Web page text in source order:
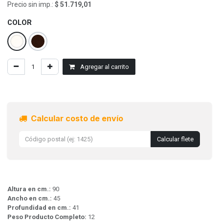
Precio sin imp.: $ 51.719,01
COLOR
Agregar al carrito
Calcular costo de envío
Calcular flete
Altura en cm.: 90
Ancho en cm.: 45
Profundidad en cm.: 41
Peso Producto Completo: 12